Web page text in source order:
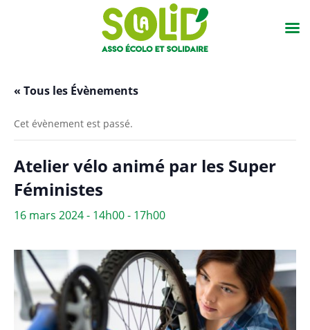
« Tous les Évènements
Cet évènement est passé.
Atelier vélo animé par les Super
Féministes
16 mars 2024 - 14h00- 17h00